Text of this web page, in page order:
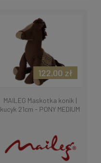
MAILEG Maskotka konik |
kucyk 21cm - PONY MEDIUM
122,00 zł